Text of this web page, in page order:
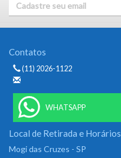
Contatos
(11) 2026-1122
WHATSAPP
Local de Retirada e Horários
Mogi das Cruzes - SP